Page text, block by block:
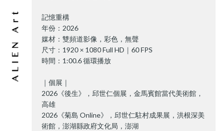
記憶重構
年份：2026
媒材：雙頻道影像，彩色，無聲
尺寸：1920 × 1080 Full HD｜60 FPS
時間：1:00.6 循環播放
｜個展｜
2026《後生》，邱世仁個展，金馬賓館當代美術館，
高雄
2026《菊島 Online》，邱世仁駐村成果展，洪根深美
術館，澎湖縣政府文化局，澎湖